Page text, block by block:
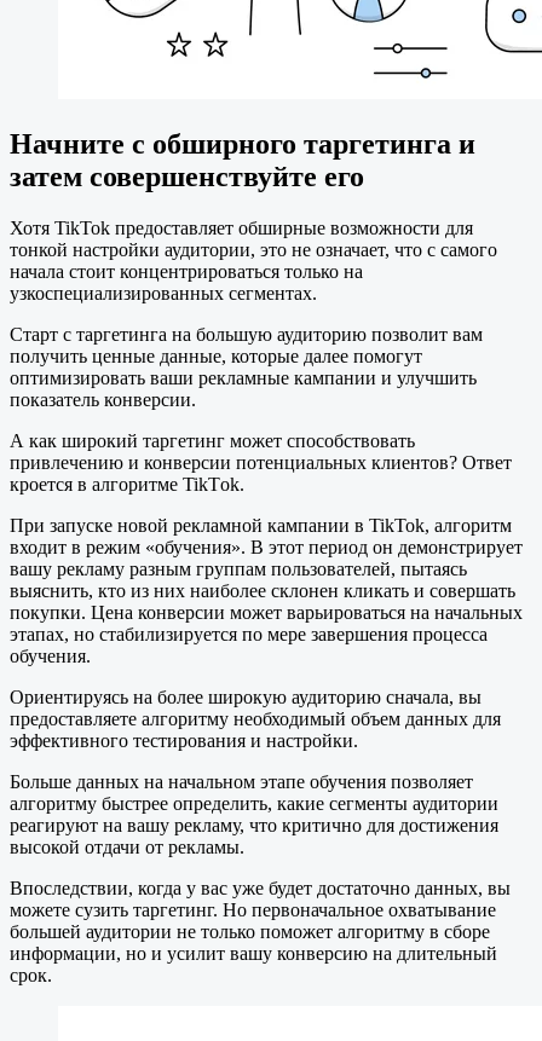
Начните с обширного таргетинга и
затем совершенствуйте его
Хотя TikTok предоставляет обширные возможности для
тонкой настройки аудитории, это не означает, что с самого
начала стоит концентрироваться только на
узкоспециализированных сегментах.
Старт с таргетинга на большую аудиторию позволит вам
получить ценные данные, которые далее помогут
оптимизировать ваши рекламные кампании и улучшить
показатель конверсии.
А как широкий таргетинг может способствовать
привлечению и конверсии потенциальных клиентов? Ответ
кроется в алгоритме TikTоk.
При запуске новой рекламной кампании в TikTok, алгоритм
входит в режим «обучения». В этот период он демонстрирует
вашу рекламу разным группам пользователей, пытаясь
выяснить, кто из них наиболее склонен кликать и совершать
покупки. Цена конверсии может варьироваться на начальных
этапах, но стабилизируется по мере завершения процесса
обучения.
Ориентируясь на более широкую аудиторию сначала, вы
предоставляете алгоритму необходимый объем данных для
эффективного тестирования и настройки.
Больше данных на начальном этапе обучения позволяет
алгоритму быстрее определить, какие сегменты аудитории
реагируют на вашу рекламу, что критично для достижения
высокой отдачи от рекламы.
Впоследствии, когда у вас уже будет достаточно данных, вы
можете сузить таргетинг. Но первоначальное охватывание
большей аудитории не только поможет алгоритму в сборе
информации, но и усилит вашу конверсию на длительный
срок.